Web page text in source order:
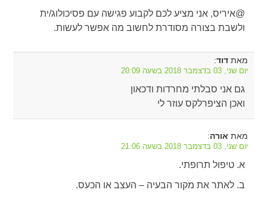
@איריס, אני מציע לכם לקבוע פגישה עם פסיכולוג/ית
ולשבת בצורה מסודרת לחשוב מה אפשר לעשות.
מאתדוד:
יום שני, 03 בדצמבר 2018 בשעה 20:09
גם אני סבלתי מחרדות ודכאון
ואכן הציפרלקס עוזר לי
מאת אורה:
יום שני, 03 בדצמבר 2018 בשעה 21:06
א. טיפול תרופתי.
ב. לאתר את מקור הבעיה – העצב או הכעס.